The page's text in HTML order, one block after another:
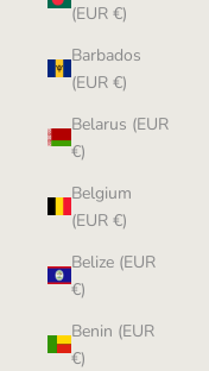
(EUR €)
Barbados
(EUR €)
Belarus (EUR
€)
Belgium
(EUR €)
Belize (EUR
€)
Benin (EUR
€)